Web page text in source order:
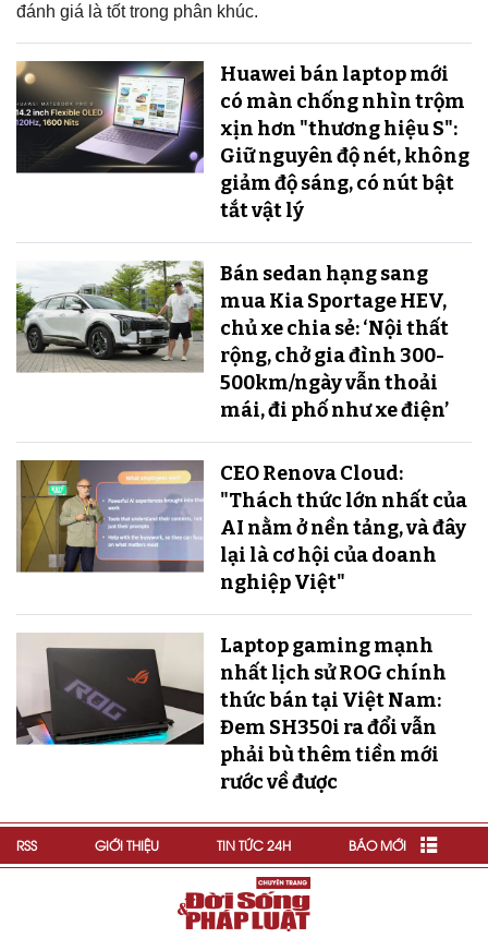
đánh giá là tốt trong phân khúc.
Huawei bán laptop mới
có màn chống nhìn trộm
xịn hơn "thương hiệu S":
Giữ nguyên độ nét, không
giảm độ sáng, có nút bật
tắt vật lý
Bán sedan hạng sang
mua Kia Sportage HEV,
chủ xe chia sẻ: ‘Nội thất
rộng, chở gia đình 300-
500km/ngày vẫn thoải
mái, đi phố như xe điện’
CEO Renova Cloud:
"Thách thức lớn nhất của
AI nằm ở nền tảng, và đây
lại là cơ hội của doanh
nghiệp Việt"
Laptop gaming mạnh
nhất lịch sử ROG chính
thức bán tại Việt Nam:
Đem SH350i ra đổi vẫn
phải bù thêm tiền mới
rước về được
RSS GIỚI THIỆU TIN TỨC 24H BÁO MỚI